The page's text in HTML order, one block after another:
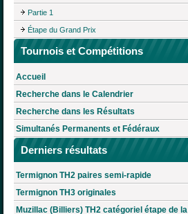
Partie 1
Étape du Grand Prix
Tournois et Compétitions
Accueil
Recherche dans le Calendrier
Recherche dans les Résultats
Simultanés Permanents et Fédéraux
Derniers résultats
Termignon TH2 paires semi-rapide
Termignon TH3 originales
Muzillac (Billiers) TH2 catégoriel étape de la